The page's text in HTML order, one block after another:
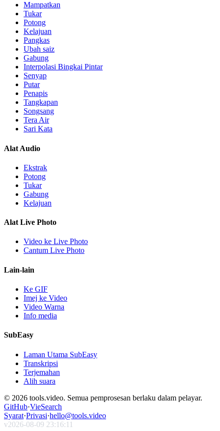
Mampatkan
Tukar
Potong
Kelajuan
Pangkas
Ubah saiz
Gabung
Interpolasi Bingkai Pintar
Senyap
Putar
Penapis
Tangkapan
Songsang
Tera Air
Sari Kata
Alat Audio
Ekstrak
Potong
Tukar
Gabung
Kelajuan
Alat Live Photo
Video ke Live Photo
Cantum Live Photo
Lain-lain
Ke GIF
Imej ke Video
Video Warna
Info media
SubEasy
Laman Utama SubEasy
Transkripsi
Terjemahan
Alih suara
© 2026 tools.video. Semua pemprosesan berlaku dalam pelayar.
GitHub·VieSearch
Syarat·Privasi·hello@tools.video
v2026-08-09 23:16:11